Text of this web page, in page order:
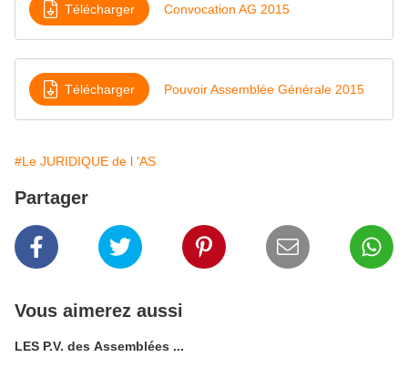
Télécharger Convocation AG 2015
Télécharger Pouvoir Assemblée Générale 2015
#Le JURIDIQUE de l 'AS
Partager
Vous aimerez aussi
LES P.V. des Assemblées ...